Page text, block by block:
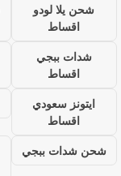
شحن يلا لودو
اقساط
شدات ببجي
اقساط
ايتونز سعودي
اقساط
شحن شدات ببجي